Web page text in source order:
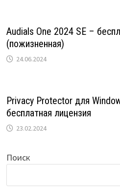
Audials One 2024 SE –
(пожизненная)
24.06.2024
Privacy Protector для
бесплатная лицензия
23.02.2024
Поиск